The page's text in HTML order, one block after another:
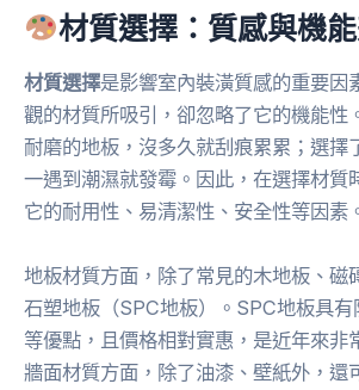
材質選擇：質感與機能
材質選擇是影響室內裝潢質感的重要因
觀的材質所吸引，卻忽略了它的機能性
耐磨的地板，沒多久就刮痕累累；選擇
一遇到潮濕就發霉。因此，在選擇材質
它的耐用性、易清潔性、安全性等因素
地板材質方面，除了常見的木地板、磁
石塑地板（SPC地板）。SPC地板具
等優點，且價格相對實惠，是近年來非
牆面材質方面，除了油漆、壁紙外，還